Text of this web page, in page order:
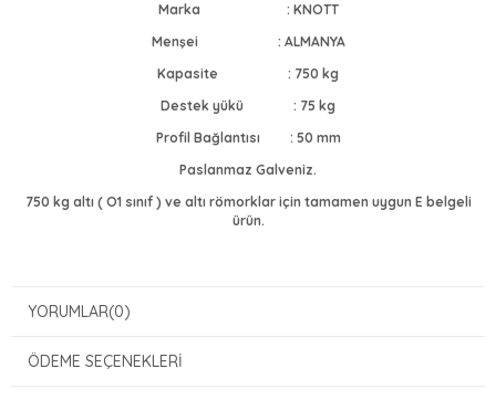
Marka : KNOTT
Menşei : ALMANYA
Kapasite : 750 kg
Destek yükü : 75 kg
Profil Bağlantısı : 50 mm
Paslanmaz Galveniz.
750 kg altı ( O1 sınıf ) ve altı römorklar için tamamen uygun E belgeli
ürün.
YORUMLAR(0)
ÖDEME SEÇENEKLERI